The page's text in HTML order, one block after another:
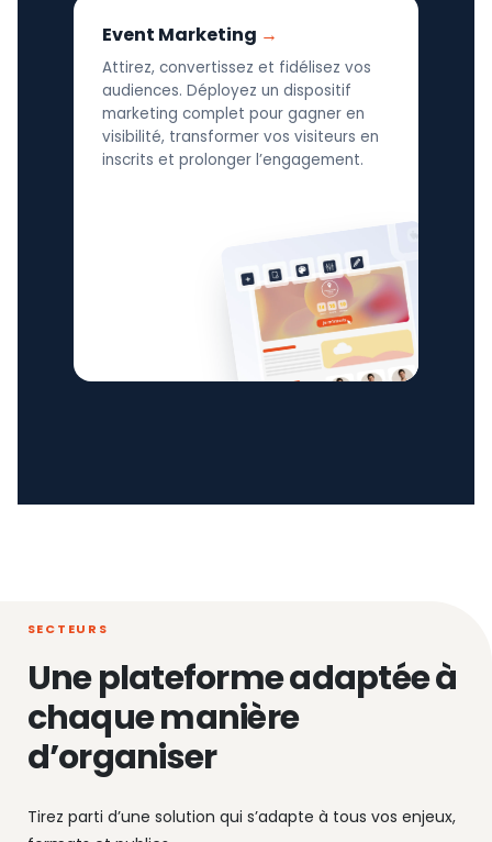
Event Marketing
Attirez, convertissez et fidélisez vos
audiences. Déployez un dispositif
marketing complet pour gagner en
visibilité, transformer vos visiteurs en
inscrits et prolonger l’engagement.
SECTEURS
Une plateforme adaptée à
chaque manière
d’organiser
Tirez parti d’une solution qui s’adapte à tous vos enjeux,